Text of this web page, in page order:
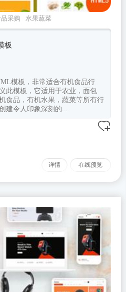
采购
水果蔬菜
板
模板，非常适合有机食品行
此模板，它适用于农业，面包
食品，有机水果，蔬菜等所有行
建令人印象深刻的...
详情 在线预览